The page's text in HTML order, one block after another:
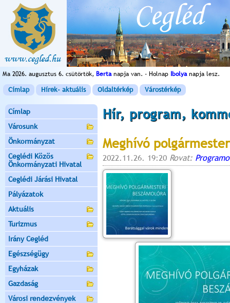
Ma 2026. augusztus 6. csütörtök, Bertanapja van. - Holnap Ibolyanapja lesz.
Címlap Hírek- aktuális Oldaltérkép Várostérkép
Címlap
Városunk
Önkormányzat
Ceglédi Közös
Önkormányzati Hivatal
Ceglédi Járási Hivatal
Pályázatok
Aktuális
Turizmus
Irány Cegléd
Egészségügy
Egyházak
Gazdaság
Városi rendezvények
Hír, program,
Meghívó
2022.11.26. 19:20 Rovat: